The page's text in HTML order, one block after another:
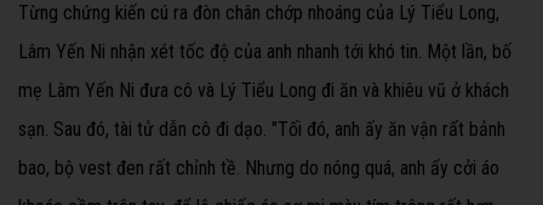
Từng chứng kiến cú ra đòn chân chớp nhoáng của Lý Tiểu Long,
Lâm Yến Ni nhận xét tốc độ của anh nhanh tới khó tin. Một lần, bố
mẹ Lâm Yến Ni đưa cô và Lý Tiểu Long đi ăn và khiêu vũ ở khách
sạn. Sau đó, tài tử dẫn cô đi dạo. "Tối đó, anh ấy ăn vận rất bảnh
bao, bộ vest đen rất chỉnh tề. Nhưng do nóng quá, anh ấy cởi áo